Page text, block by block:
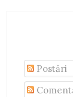
Postări